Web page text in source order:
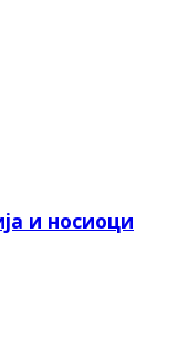
и носиоци